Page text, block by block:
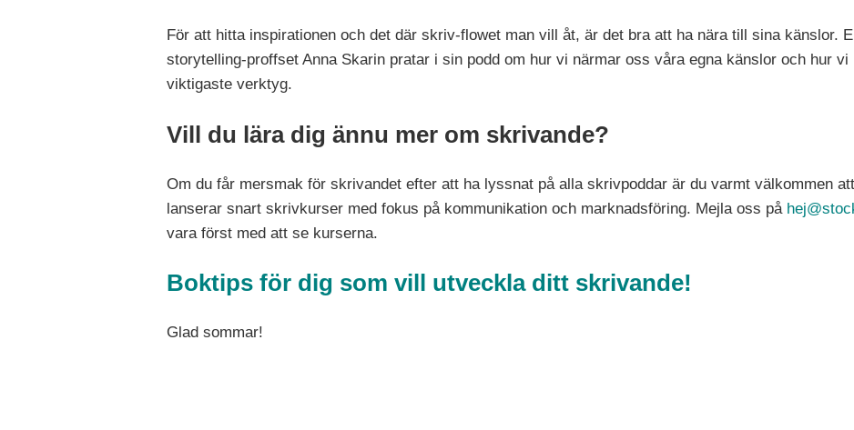
För att hitta inspirationen och det där skriv-flowet man vill åt, är det bra att ha nära till sina känslor.
storytelling-proffset Anna Skarin pratar i sin podd om hur vi närmar oss våra egna känslor och hur
viktigaste verktyg.
Vill du lära dig ännu mer om skrivande?
Om du får mersmak för skrivandet efter att ha lyssnat på alla skrivpoddar är du varmt välkommen
lanserar snart skrivkurser med fokus på kommunikation och marknadsföring. Mejla oss på
vara först med att se kurserna.
Boktips för dig som vill utveckla ditt skrivande!
Glad sommar!